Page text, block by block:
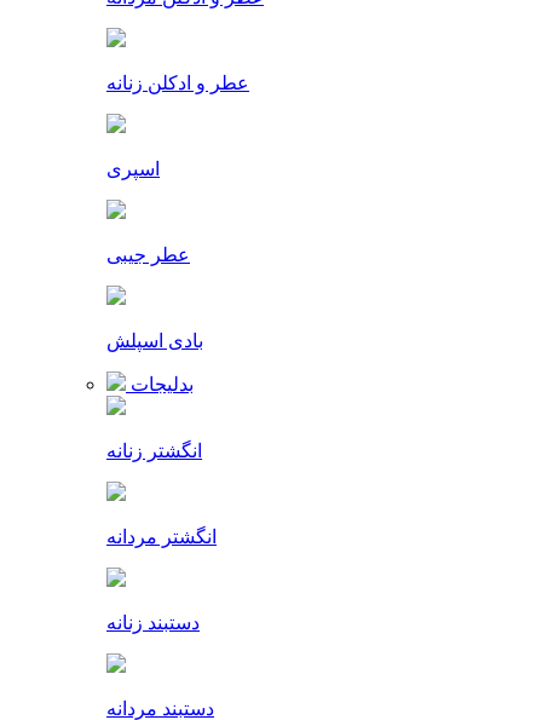
عطر و ادکلن زنانه
اسپری
عطر جیبی
بادی اسپلش
بدلیجات
انگشتر زنانه
انگشتر مردانه
دستبند زنانه
دستبند مردانه